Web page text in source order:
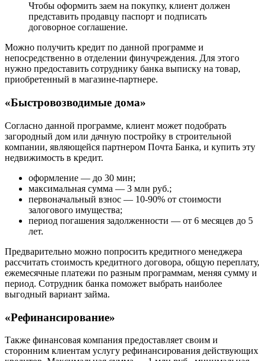
Чтобы оформить заем на покупку, клиент должен
представить продавцу паспорт и подписать
договорное соглашение.
Можно получить кредит по данной программе и
непосредственно в отделении финучреждения. Для этого
нужно предоставить сотруднику банка выписку на товар,
приобретенный в магазине-партнере.
«Быстровозводимые дома»
Согласно данной программе, клиент может подобрать
загородный дом или дачную постройку в строительной
компании, являющейся партнером Почта Банка, и купить эту
недвижимость в кредит.
оформление — до 30 мин;
максимальная сумма — 3 млн руб.;
первоначальный взнос — 10-90% от стоимости
залогового имущества;
период погашения задолженности — от 6 месяцев до 5
лет.
Предварительно можно попросить кредитного менеджера
рассчитать стоимость кредитного договора, общую переплату,
ежемесячные платежи по разным программам, меняя сумму и
период. Сотрудник банка поможет выбрать наиболее
выгодный вариант займа.
«Рефинансирование»
Также финансовая компания предоставляет своим и
сторонним клиентам услугу рефинансирования действующих